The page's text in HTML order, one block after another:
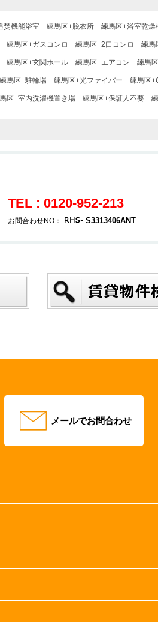
焚機能浴室 練馬区+脱衣所 練馬区+浴室乾燥
練馬区+ガスコンロ 練馬区+2口コンロ 練馬
練馬区+玄関ホール 練馬区+エアコン 練馬
練馬区+駐輪場 練馬区+光ファイバー 練馬区
区+室内洗濯機置き場 練馬区+保証人不要
TEL : 0120-952-213
お問合わせNO： S3313406ANT
メールでお問合わせ